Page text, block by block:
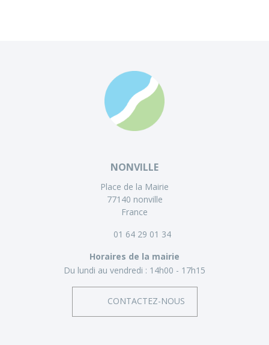
NONVILLE
Place de la Mairie
77140 nonville
France
01 64 29 01 34
Horaires de la mairie
Du lundi au vendredi : 14h00 - 17h15
CONTACTEZ-NOUS